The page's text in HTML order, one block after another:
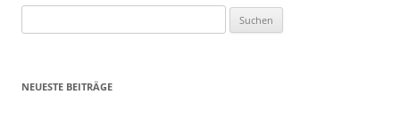
nach:
NEUESTE BEITRÄGE